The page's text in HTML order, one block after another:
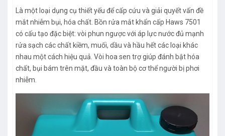
Là một loại dụng cụ thiết yếu để cấp cứu và giải quyết vấn đề
mắt nhiễm bụi, hóa chất. Bồn rửa mắt khẩn cấp Haws 7501
có cấu tạo đặc biệt: vòi phun ngược với áp lực nước đủ mạnh
rửa sạch các chất kiềm, muối, dầu và hầu hết các loại khác
nhau một cách hiệu quả. Vòi hoa sen trợ giúp đánh bật hóa
chất, bụi bám trên mặt, đầu và toàn bộ cơ thể người bị phơi
nhiễm.